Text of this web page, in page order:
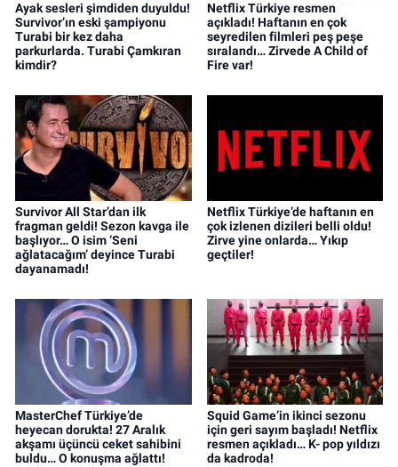
Ayak sesleri şimdiden duyuldu!
Survivor’ın eski şampiyonu
Turabi bir kez daha
parkurlarda. Turabi Çamkıran
kimdir?
Netflix Türkiye resmen
açıkladı! Haftanın en çok
seyredilen filmleri peş peşe
sıralandı… Zirvede A Child of
Fire var!
Survivor All Star’dan ilk
fragman geldi! Sezon kavga ile
başlıyor… O isim ‘Seni
ağlatacağım’ deyince Turabi
dayanamadı!
Netflix Türkiye’de haftanın en
çok izlenen dizileri belli oldu!
Zirve yine onlarda… Yıkıp
geçtiler!
MasterChef Türkiye’de
heyecan dorukta! 27 Aralık
akşamı üçüncü ceket sahibini
buldu… O konuşma ağlattı!
Squid Game’in ikinci sezonu
için geri sayım başladı! Netflix
resmen açıkladı… K- pop yıldızı
da kadroda!